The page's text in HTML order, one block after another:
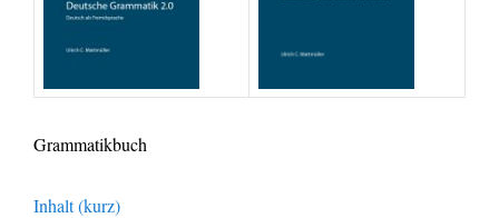
Grammatikbuch
Inhalt (kurz)